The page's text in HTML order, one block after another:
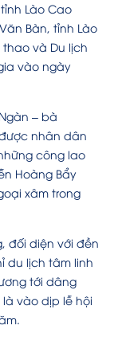
Lào Cao
Bàn, tỉnh Lào
thao và Du lịch
vào ngày
– bà
nhân dân
công lao
Hoàng Bẩy
xâm trong
đối diện với đền
du lịch tâm linh
tới dâng
vào dịp lễ hội